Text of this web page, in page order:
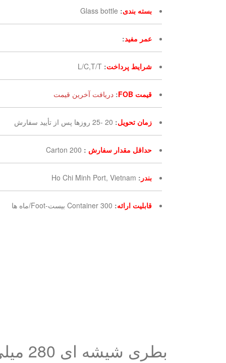
بسته بندی:
Glass bottle
عمر مفید:
شرایط پرداخت:
L/C,T/T
قیمت FOB : دریافت آخرین قیمت
زمان تحویل: 20 -25 روزها پس از تأیید سفارش
حداقل مقدار سفارش :
200 Carton
بندر :
Ho Chi Minh Port, Vietnam
قابلیت ارائه: 300 Container بیست-Foot/ماه ها
بطری شیشه ای 280 میلی لیتری چای حباب دار با مروارید تاپیوکا و تارو